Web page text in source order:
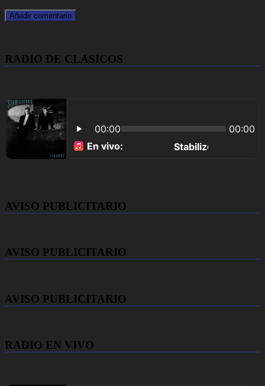
RADIO DE CLASICOS
AVISO PUBLICITARIO
AVISO PUBLICITARIO
AVISO PUBLICITARIO
RADIO EN VIVO